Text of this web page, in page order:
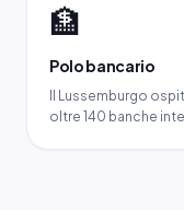
🏦
Polo bancario
Il Lussemburgo
oltre 140 banche